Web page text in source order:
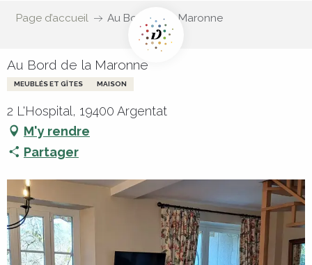
Page d’accueil Au Bord de la Maronne
Au Bord de la Maronne
MEUBLÉS ET GÎTES MAISON
2 L'Hospital, 19400 Argentat
M'y rendre
Partager